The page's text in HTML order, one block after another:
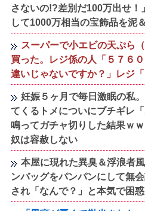
さないの!?差別だ100万出せ
して1000万相当の宝飾品を泥
スーパーで小エビの天ぷら
買った。レジ係の人「５７６
違いじゃないですか？」レジ
妊娠５ヶ月で毎日激眠の私
てくるトメについにブチギレ
鳴ってガチャ切りした結果ｗ
奴は容赦しない
本屋に現れた異臭＆浮浪者
ンバッグをパンパンにして無
され「なんで？」と本気で困